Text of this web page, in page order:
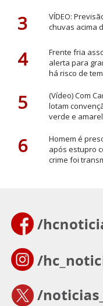
3
VÍDEO:
chuvas acima
4
Frente fria
alerta para
há risco de
5
(Vídeo) Com
lotam
verde e
6
Homem é
após estupro
crime foi